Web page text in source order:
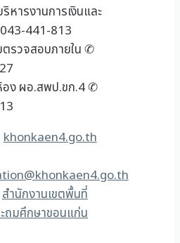
หารงานการเงินและ
441-813
รวจสอบภายใน ✆
อง ผอ.สพป.ขก.4 ✆
khonkaen4.go.th
สำนักงานเขตพื้นที่
ถมศึกษาขอนแก่น